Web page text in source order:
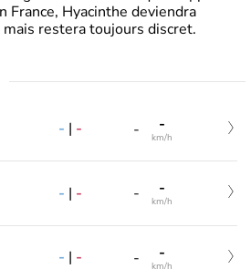
France, Hyacinthe deviendra
restera toujours discret.
- | - - -
km/h
- | - - -
km/h
- | - - -
km/h